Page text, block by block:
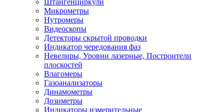
Микрометры
Нутромеры
Видеоскопы
Детекторы скрытой проводки
Индикатор чередования фаз
Невелиры, Уровни лазерные, Построители
плоскостей
Влагомеры
Газоанализаторы
Динамометры
Дозиметры
Индикаторы измерительные